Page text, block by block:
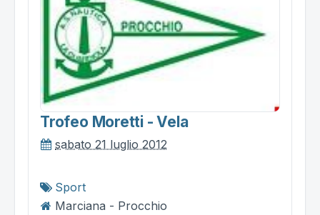
Trofeo Moretti - Vela
sabato 21 luglio 2012
Sport
Marciana - Procchio